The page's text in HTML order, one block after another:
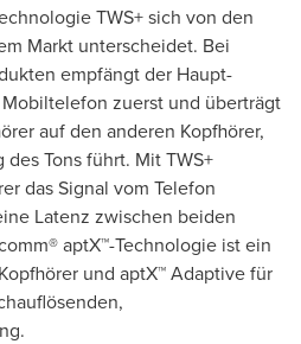
TWS+ sich von den
Markt unterscheidet. Bei
empfängt der Haupt-
zuerst und überträgt
auf den anderen Kopfhörer,
Tons führt. Mit TWS+
das Signal vom Telefon
Latenz zwischen beiden
aptX™-Technologie ist ein
und aptX™ Adaptive für